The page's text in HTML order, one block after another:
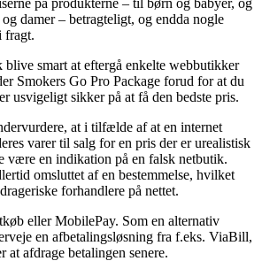
damer – betragteligt, og endda nogle
fragt.
smart at eftergå enkelte webbutikker
Smokers Go Pro Package forud for at du
usvigeligt sikker på at få den bedste pris.
at i tilfælde af at en internet
varer til salg for en pris der er urealistisk
være en indikation på en falsk netbutik.
omsluttet af en bestemmelse, hvilket
forhandlere på nettet.
eller MobilePay. Som en alternativ
en afbetalingsløsning fra f.eks. ViaBill,
at afdrage betalingen senere.